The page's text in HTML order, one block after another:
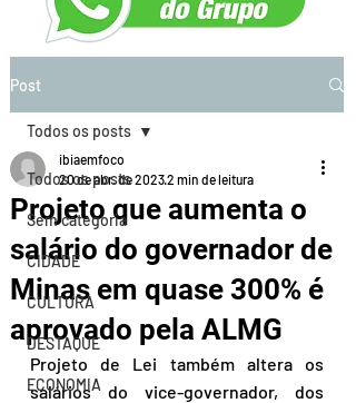
Post
Todos os posts
Sem categoria
CIDADE
CULTURA
DESTAQUE
ECONOMIA
Todos os posts
Projeto que aumenta o
salário do governador de
Minas em quase 300% é
aprovado pela ALMG
ibiaemfoco
20 de abr. de 20232 min de leitura
Projeto de Lei também altera os
salários do vice-governador, dos